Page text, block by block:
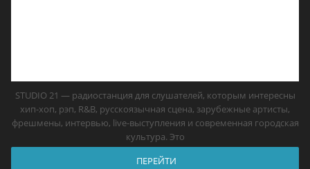
STUDIO 21 — радиостанция для слушателей, которым интересны
хип-хоп, рэп, R&B, русскоязычная сцена, зарубежные артисты,
фрешмены, интервью, live-выступления и современная городская
культура. Это
ПЕРЕЙТИ